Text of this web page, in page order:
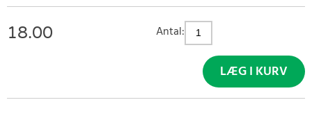
18.00 Antal:
LÆG I KURV